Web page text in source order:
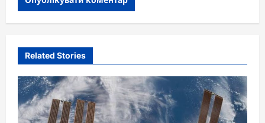
Related Stories